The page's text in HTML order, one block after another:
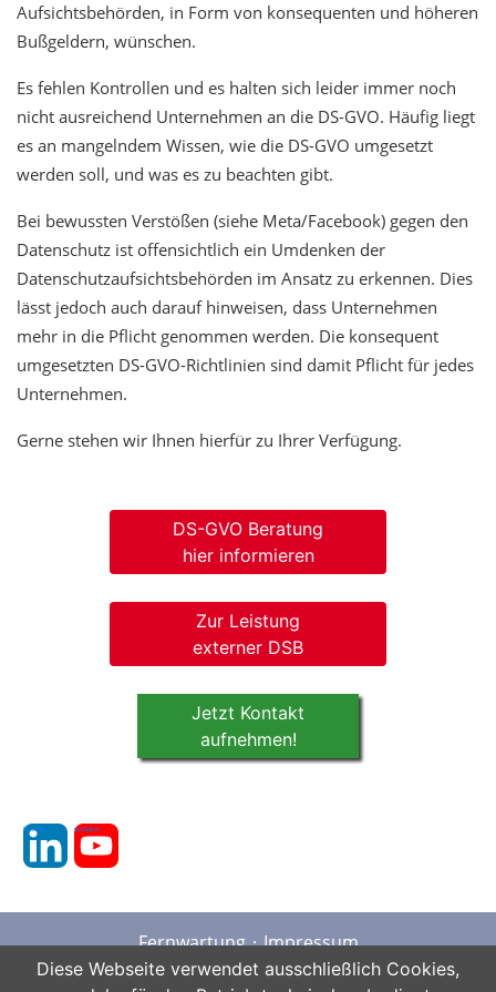
Aufsichtsbehörden, in Form von konsequenten und höheren
Bußgeldern, wünschen.
Es fehlen Kontrollen und es halten sich leider immer noch
nicht ausreichend Unternehmen an die DS-GVO. Häufig liegt
es an mangelndem Wissen, wie die DS-GVO umgesetzt
werden soll, und was es zu beachten gibt.
Bei bewussten Verstößen (siehe Meta/Facebook) gegen den
Datenschutz ist offensichtlich ein Umdenken der
Datenschutzaufsichtsbehörden im Ansatz zu erkennen. Dies
lässt jedoch auch darauf hinweisen, dass Unternehmen
mehr in die Pflicht genommen werden. Die konsequent
umgesetzten DS-GVO-Richtlinien sind damit Pflicht für jedes
Unternehmen.
Gerne stehen wir Ihnen hierfür zu Ihrer Verfügung.
DS-GVO Beratung
hier informieren
Zur Leistung
externer DSB
Jetzt Kontakt
aufnehmen!
linkedin youtube
Fernwartung
Impressum
Datenschutz
AGB Sitemap
Diese Webseite verwendet ausschließlich Cookies,